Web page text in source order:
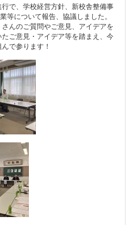
で、学校経営方針、新校舎整備事
等について報告、協議しました。
んのご質問やご意見、アイデアを
ご意見・アイデア等を踏まえ、今
で参ります！